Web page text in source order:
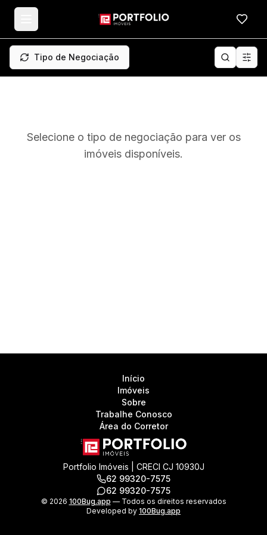
Tipo de Negociação
Selecione o tipo de negociação para ver os
imóveis disponíveis.
Início
Imóveis
Sobre
Trabalhe Conosco
Área do Corretor
Portfolio Imóveis | CRECI CJ 10930J
62 99320-7575
62 99320-7575
© 2026 100Bug.app — Todos os direitos reservados
Developed by 100Bug.app